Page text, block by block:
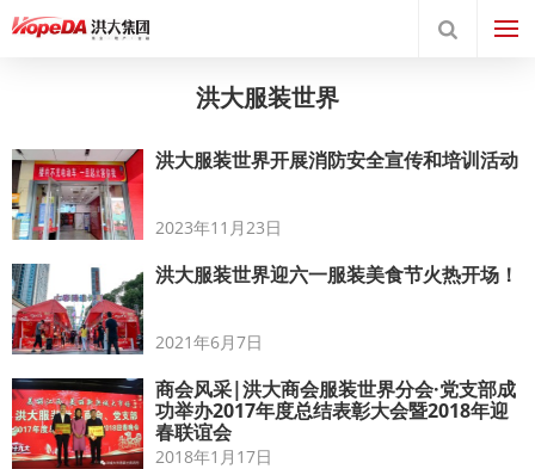
洪大服装世界
洪大服装世界开展消防安全宣传和培训活动
2023年11月23日
洪大服装世界迎六一服装美食节火热开场！
2021年6月7日
商会风采|洪大商会服装世界分会·党支部成
功举办2017年度总结表彰大会暨2018年迎
春联谊会
2018年1月17日